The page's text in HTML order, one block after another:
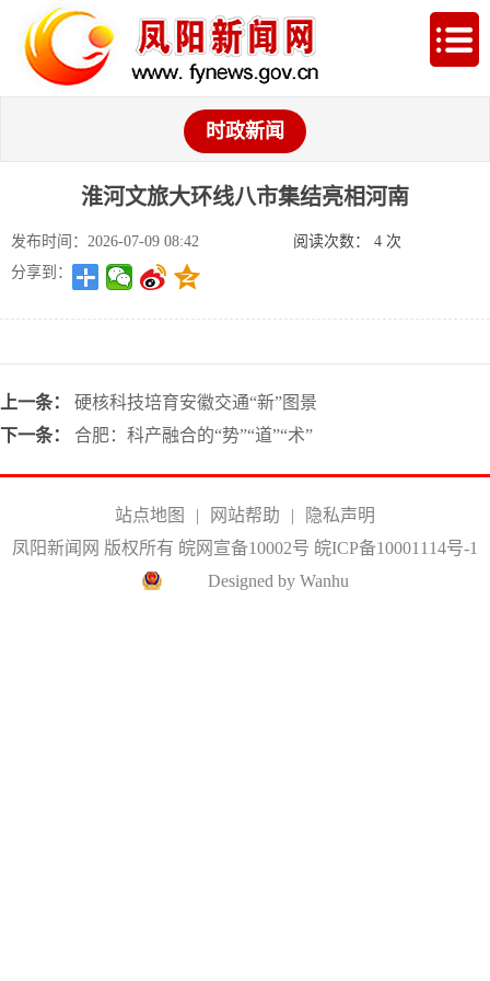
时政新闻
淮河文旅大环线八市集结亮相河南
发布时间：2026-07-09 08:42 阅读次数： 4 次
分享到：
上一条：
硬核科技培育安徽交通“新”图景
下一条：
合肥：科产融合的“势”“道”“术”
站点地图 | 网站帮助 |
隐私声明
凤阳新闻网 版权所有 皖网宣备10002号 皖ICP备10001114号-1
Designed by Wanhu